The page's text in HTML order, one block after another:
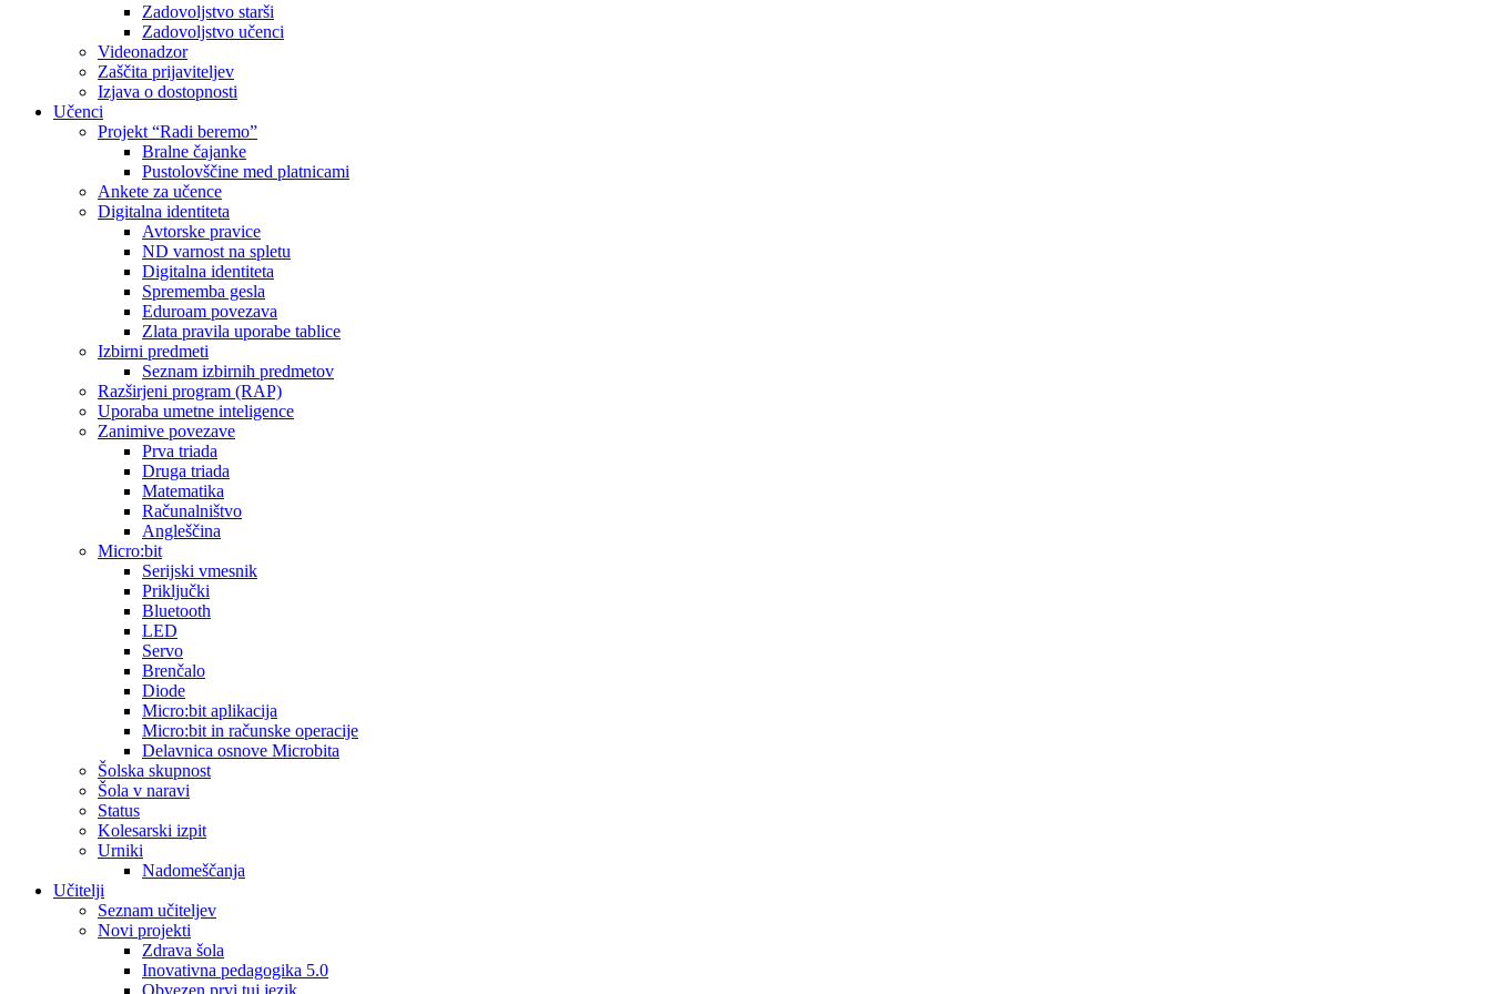
Zadovoljstvo starši
Zadovoljstvo učenci
Videonadzor
Zaščita prijaviteljev
Izjava o dostopnosti
Učenci
Projekt “Radi beremo”
Bralne čajanke
Pustolovščine med platnicami
Ankete za učence
Digitalna identiteta
Avtorske pravice
ND varnost na spletu
Digitalna identiteta
Sprememba gesla
Eduroam povezava
Zlata pravila uporabe tablice
Izbirni predmeti
Seznam izbirnih predmetov
Razširjeni program (RAP)
Uporaba umetne inteligence
Zanimive povezave
Prva triada
Druga triada
Matematika
Računalništvo
Angleščina
Micro:bit
Serijski vmesnik
Priključki
Bluetooth
LED
Servo
Brenčalo
Diode
Micro:bit aplikacija
Micro:bit in računske operacije
Delavnica osnove Microbita
Šolska skupnost
Šola v naravi
Status
Kolesarski izpit
Urniki
Nadomeščanja
Učitelji
Seznam učiteljev
Novi projekti
Zdrava šola
Inovativna pedagogika 5.0
Obvezen prvi tuj jezik